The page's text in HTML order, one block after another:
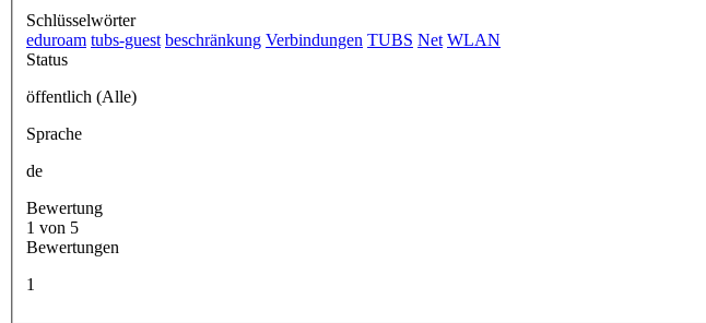
Schlüsselwörter
eduroam tubs-guest beschränkung Verbindungen TUBS Net WLAN
Status
öffentlich (Alle)
Sprache
de
Bewertung
1 von 5
Bewertungen
1